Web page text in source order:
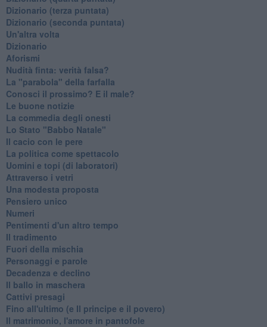
​Dizionario (terza puntata)
​Dizionario (seconda puntata)
Un'altra volta
Dizionario
Aforismi
Nudità finta: verità falsa?
La "parabola" della farfalla
Conosci il prossimo? E il male?
Le buone notizie
La commedia degli onesti
Lo Stato "Babbo Natale"
Il cacio con le pere
La politica come spettacolo
Uomini e topi (di laboratori)
Attraverso i vetri
Una modesta proposta
Pensiero unico
Numeri
Pentimenti d'un altro tempo
Il tradimento
Fuori della mischia
Personaggi e parole
Decadenza e declino
Il ballo in maschera
Cattivi presagi
Fino all'ultimo (e Il principe e il povero)
Il matrimonio, l'amore in pantofole